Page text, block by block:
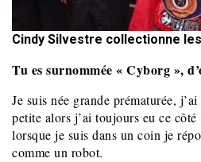
Cindy Silvestre collectionne
Tu es surnommée « Cyborg »,
Je suis née grande prématurée,
petite alors j’ai toujours eu ce
lorsque je suis dans un coin je
comme un robot.